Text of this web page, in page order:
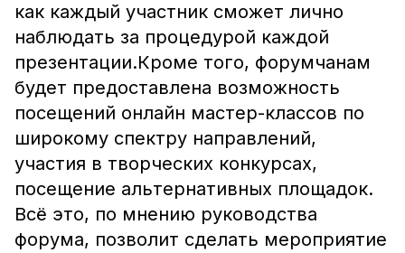
как каждый участник сможет лично
наблюдать за процедурой каждой
презентации.Кроме того, форумчанам
будет предоставлена возможность
посещений онлайн мастер-классов по
широкому спектру направлений,
участия в творческих конкурсах,
посещение альтернативных площадок.
Всё это, по мнению руководства
форума, позволит сделать мероприятие